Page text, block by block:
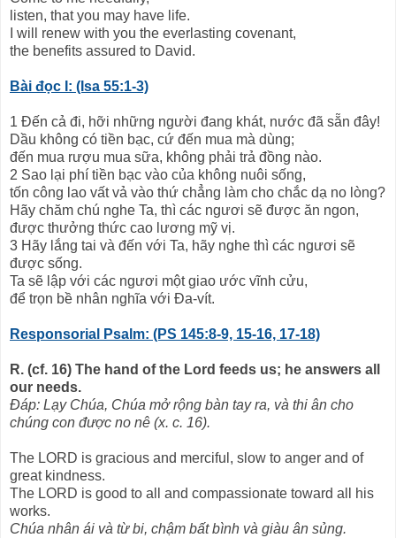
listen, that you may have life.
I will renew with you the everlasting covenant,
the benefits assured to David.
Bài đọc I: (Isa 55:1-3)
1 Đến cả đi, hỡi những người đang khát, nước đã sẵn đây!
Dầu không có tiền bạc, cứ đến mua mà dùng;
đến mua rượu mua sữa, không phải trả đồng nào.
2 Sao lại phí tiền bạc vào của không nuôi sống,
tốn công lao vất vả vào thứ chẳng làm cho chắc dạ no lòng?
Hãy chăm chú nghe Ta, thì các ngươi sẽ được ăn ngon,
được thưởng thức cao lương mỹ vị.
3 Hãy lắng tai và đến với Ta, hãy nghe thì các ngươi sẽ
được sống.
Ta sẽ lập với các ngươi một giao ước vĩnh cửu,
để trọn bề nhân nghĩa với Đa-vít.
Responsorial Psalm: (PS 145:8-9, 15-16, 17-18)
R. (cf. 16) The hand of the Lord feeds us; he answers all
our needs.
Ðáp: Lạy Chúa, Chúa mở rộng bàn tay ra, và thi ân cho
chúng con được no nê (x. c. 16).
The LORD is gracious and merciful, slow to anger and of
great kindness.
The LORD is good to all and compassionate toward all his
works.
Chúa nhân ái và từ bi, chậm bất bình và giàu ân sủng.